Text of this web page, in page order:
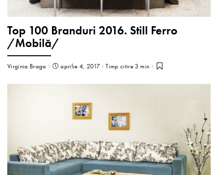
Top 100 Branduri 2016. Still Ferro
/Mobilă/
Virginia Braga aprilie 4, 2017 Timp citire 3 min